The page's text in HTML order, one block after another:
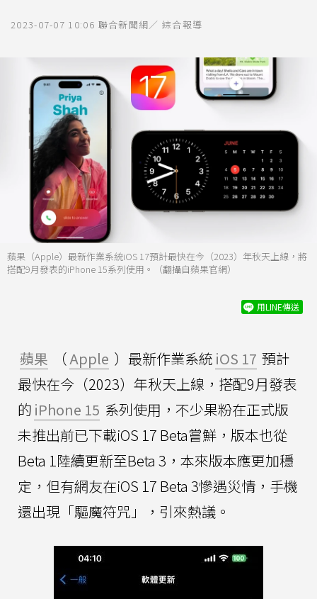
2023-07-07 10:06 聯合新聞網／ 綜合報導
蘋果（Apple）最新作業系統iOS 17預計最快在今（2023）年秋天上線，將
搭配9月發表的iPhone 15系列使用。（翻攝自蘋果官網）
用LINE傳送
蘋果 （Apple ）最新作業系統 iOS 17 預計
最快在今（2023）年秋天上線，搭配9月發表
的 iPhone 15 系列使用，不少果粉在正式版
未推出前已下載iOS 17 Beta嘗鮮，版本也從
Beta 1陸續更新至Beta 3，本來版本應更加穩
定，但有網友在iOS 17 Beta 3慘遇災情，手機
還出現「驅魔符咒」，引來熱議。